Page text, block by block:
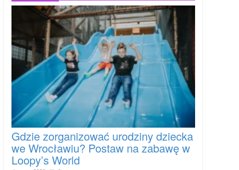
Gdzie zorganizować urodziny dziecka
we Wrocławiu? Postaw na zabawę w
Loopy’s World